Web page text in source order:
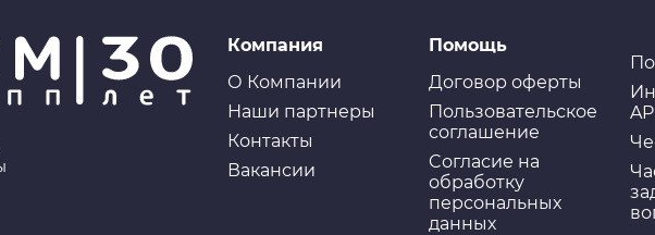
Компания
О Компании
Наши партнеры
Контакты
Вакансии
Помощь
Договор оферты
Пользовательское
соглашение
Cогласие на
обработку
персональных
данных